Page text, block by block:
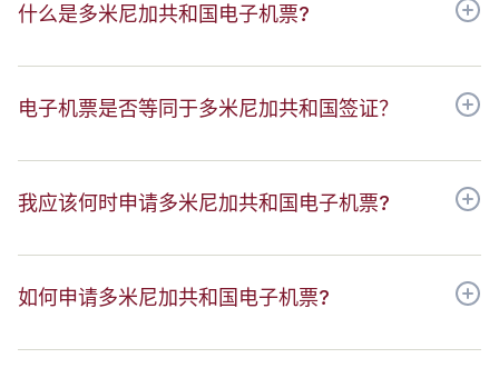
什么是多米尼加共和国电子机票?
电子机票是否等同于多米尼加共和国签证？
我应该何时申请多米尼加共和国电子机票?
如何申请多米尼加共和国电子机票?